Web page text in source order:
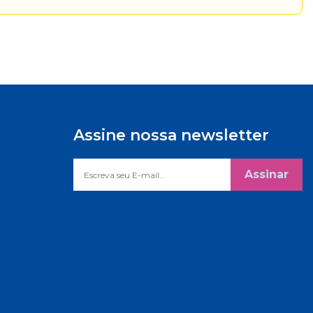
Assine nossa newsletter
Assinar